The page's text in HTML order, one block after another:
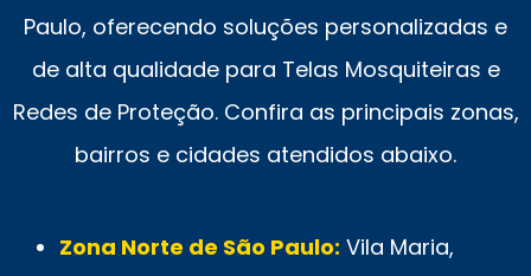
Paulo, oferecendo soluções personalizadas e
de alta qualidade para Telas Mosquiteiras e
Redes de Proteção. Confira as principais zonas,
bairros e cidades atendidos abaixo.
Zona Norte de São Paulo: Vila Maria,